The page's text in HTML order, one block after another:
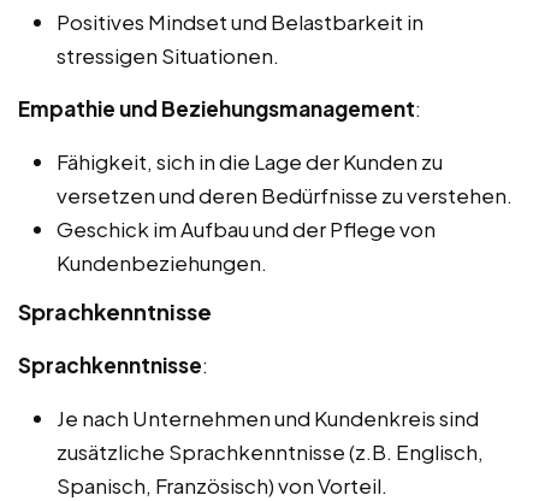
Positives Mindset und Belastbarkeit in
stressigen Situationen.
Empathie und Beziehungsmanagement:
Fähigkeit, sich in die Lage der Kunden zu
versetzen und deren Bedürfnisse zu verstehen.
Geschick im Aufbau und der Pflege von
Kundenbeziehungen.
Sprachkenntnisse
Sprachkenntnisse:
Je nach Unternehmen und Kundenkreis sind
zusätzliche Sprachkenntnisse (z.B. Englisch,
Spanisch, Französisch) von Vorteil.